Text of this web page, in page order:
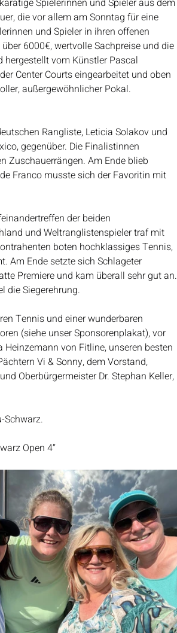
Spielerinnen und Spieler aus dem
die vor allem am Sonntag für eine
und Spieler in ihren offenen
6000€, wertvolle Sachpreise und die
hergestellt vom Künstler Pascal
Center Courts eingearbeitet und oben
außergewöhnlicher Pokal.
Rangliste, Leticia Solakov und
gegenüber. Die Finalistinnen
Zuschauerrängen. Am Ende blieb
Franco musste sich der Favoritin mit
der beiden
und Weltranglistenspieler traf mit
boten hochklassiges Tennis,
Am Ende setzte sich Schlageter
Premiere und kam überall sehr gut an.
die Siegerehrung.
Tennis und einer wunderbaren
(siehe unser Sponsorenplakat), vor
von Fitline, unseren besten
Vi & Sonny, dem Vorstand,
Oberbürgermeister Dr. Stephan Keller,
Schwarz.
Open 4“